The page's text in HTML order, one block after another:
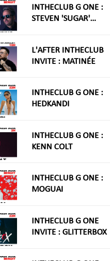
INTHECLUB G ONE :
STEVEN 'SUGAR'
L'AFTER INTHECLUB
INVITE : MATINÉE
INTHECLUB G ONE :
HEDKANDI
INTHECLUB G ONE :
KENN COLT
INTHECLUB G ONE :
MOGUAI
INTHECLUB G ONE
INVITE : GLITTERBOX